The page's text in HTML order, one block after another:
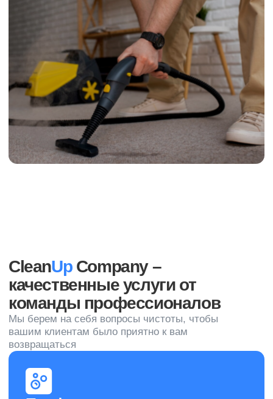
Профессиональные
чистящие средства
Специальная бытовая химия европейских
брендов эффективно удаляет сложные
загрязнения и предназначена именно
для химчистки ковролина
Квалифицированный
персонал
Химчисткой ковролина занимаются только